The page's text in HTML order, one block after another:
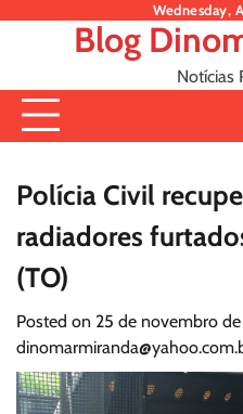
Wednesday,
Blog
Notícias
Polícia Civil
radiadores
(TO)
Posted on 25 de novembro de